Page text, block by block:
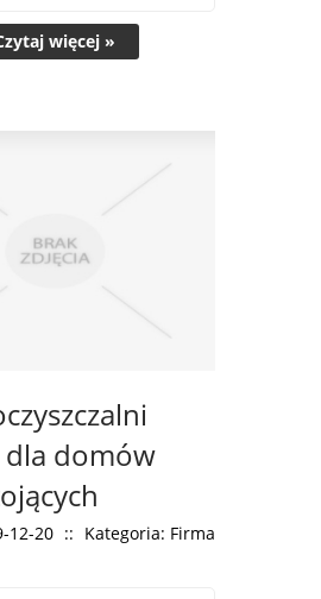
więcej »
dla domów
12-20 :: Kategoria: Firma